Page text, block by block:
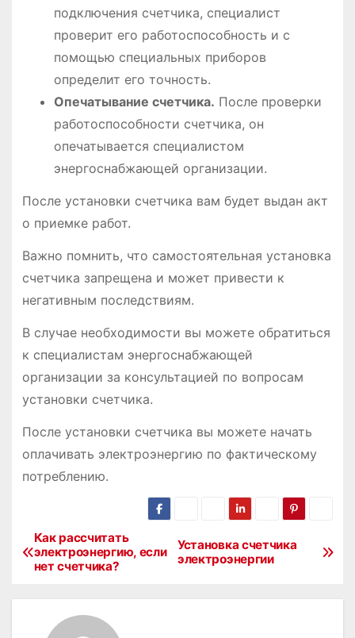
подключения счетчика, специалист
проверит его работоспособность и с
помощью специальных приборов
определит его точность.
Опечатывание счетчика. После проверки
работоспособности счетчика, он
опечатывается специалистом
энергоснабжающей организации.
После установки счетчика вам будет выдан акт
о приемке работ.
Важно помнить, что самостоятельная установка
счетчика запрещена и может привести к
негативным последствиям.
В случае необходимости вы можете обратиться
к специалистам энергоснабжающей
организации за консультацией по вопросам
установки счетчика.
После установки счетчика вы можете начать
оплачивать электроэнергию по фактическому
потреблению.
Н
Установка счетчика
электроэнергии
Как рассчитать
электроэнергию, если
нет счетчика?